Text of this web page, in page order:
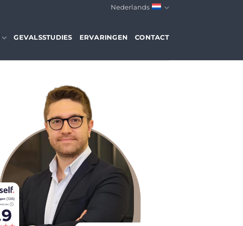
Nederlands
GEVALSSTUDIES ERVARINGEN CONTACT